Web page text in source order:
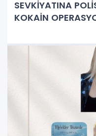
SEVKİYATINA
KOKAİN